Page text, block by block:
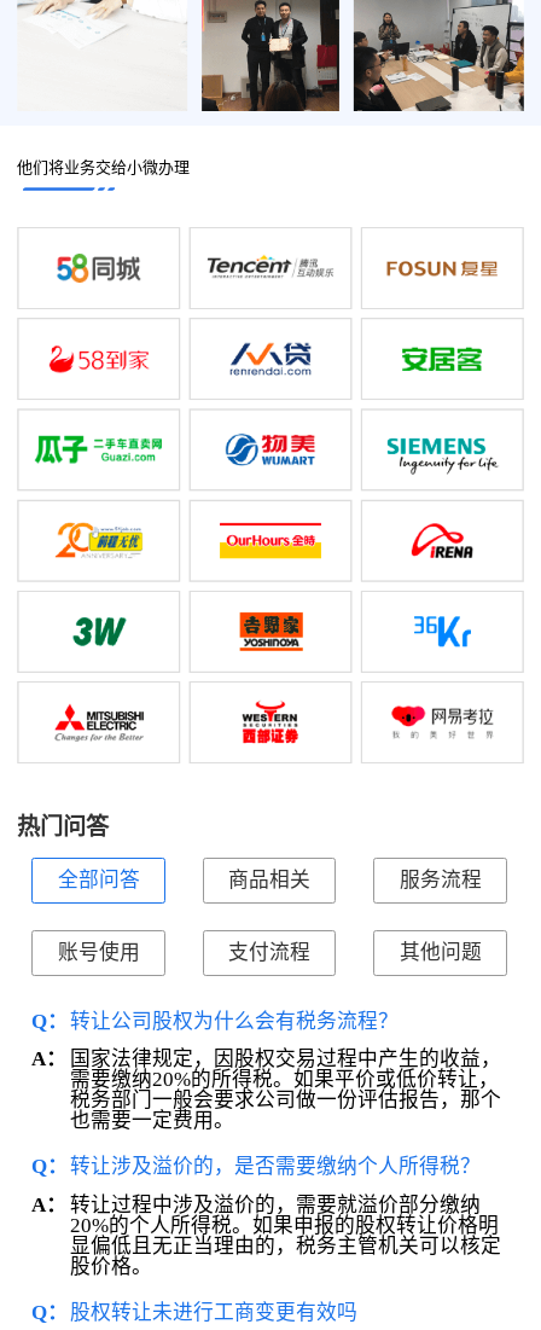
他们将业务交给小微办理
热门问答
全部问答 商品相关 服务流程
账号使用 支付流程 其他问题
Q： 转让公司股权为什么会有税务流程？
A：
国家法律规定，因股权交易过程中产生的收益，
需要缴纳20%的所得税。如果平价或低价转让，
税务部门一般会要求公司做一份评估报告，那个
也需要一定费用。
Q： 转让涉及溢价的，是否需要缴纳个人所得税？
A：
转让过程中涉及溢价的，需要就溢价部分缴纳
20%的个人所得税。如果申报的股权转让价格明
显偏低且无正当理由的，税务主管机关可以核定
股价格。
Q： 股权转让未进行工商变更有效吗